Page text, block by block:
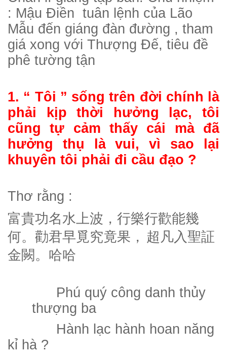
: Mậu Điền tuân lệnh của Lão
Mẫu đến giáng đàn đường , tham
giá xong với Thượng Đế, tiêu đề
phê tường tận
1. “ Tôi ” sống trên đời chính là
phải kịp thời hưởng lạc, tôi
cũng tự cảm thấy cái mà đã
hưởng thụ là vui, vì sao lại
khuyên tôi phải đi cầu đạo ?
Thơ rằng :
富貴功名水上波，行樂行歡能幾
何。勸君早覓究竟果， 超凡入聖証
金闕。哈哈
Phú quý công danh thủy
thượng ba
Hành lạc hành hoan năng
kỉ hà ?